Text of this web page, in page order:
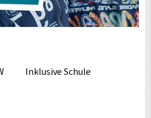
Inklusive Schule